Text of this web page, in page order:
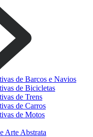
de Barcos e Navios
de Bicicletas
de Trens
de Carros
de Motos
Arte Abstrata